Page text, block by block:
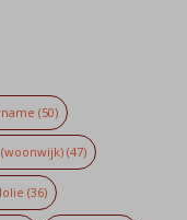
(50)
(47)
(36)